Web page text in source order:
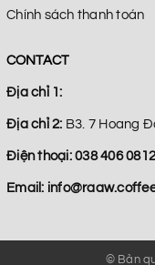
Chính sách thanh toán
CONTACT
Địa chỉ 1:
Địa chỉ 2: B3. 7 Hoang
Điện thoại: 038 406 0812
Email:
© Bản